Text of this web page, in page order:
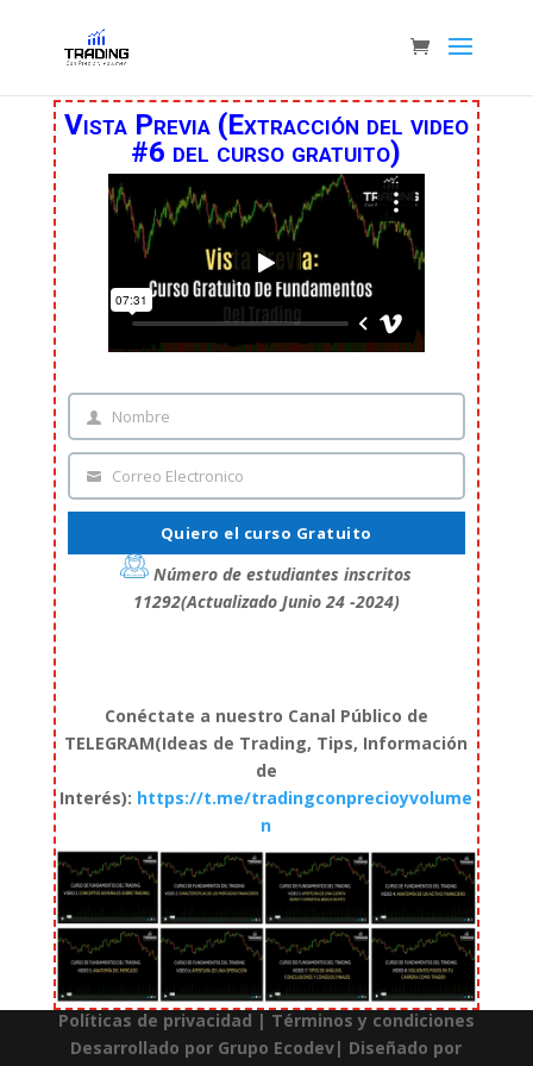
Vista Previa (Extracción del video
#6 del curso gratuito)
Nombre
Nombre
Correo
Electronico
Correo Electronico
Quiero el curso Gratuito
Número de estudiantes inscritos
11292(Actualizado Junio 24 -2024)
Conéctate a nuestro Canal Público de
TELEGRAM(Ideas de Trading, Tips, Información
de
Interés): https://t.me/tradingconprecioyvolume
n
Políticas de privacidad | Términos y condiciones
Desarrollado por Grupo Ecodev| Diseñado por